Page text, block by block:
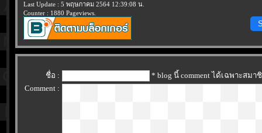
Last Update : 5 พฤษภาคม 2564 12:39:08 น.
Counter : 1880 Pageviews.
ชื่อ :
* blog นี้ comment ได้เฉพาะสมา
Comment :